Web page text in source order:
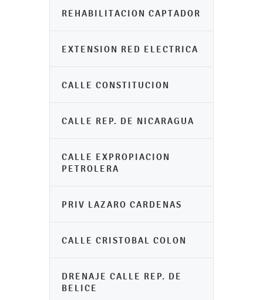
REHABILITACION CAPTADOR
EXTENSION RED ELECTRICA
CALLE CONSTITUCION
CALLE REP. DE NICARAGUA
CALLE EXPROPIACION
PETROLERA
PRIV LAZARO CARDENAS
CALLE CRISTOBAL COLON
DRENAJE CALLE REP. DE
BELICE